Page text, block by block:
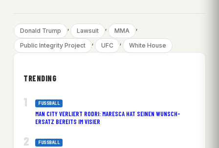
Donald Trump , Lawsuit , MMA ,
Public Integrity Project , UFC , White House
TRENDING
FUSSBALL
MAN CITY VERLIERT RODRI: MARESCA HAT SEINEN WUNSCH-
ERSATZ BEREITS IM VISIER
FUSSBALL